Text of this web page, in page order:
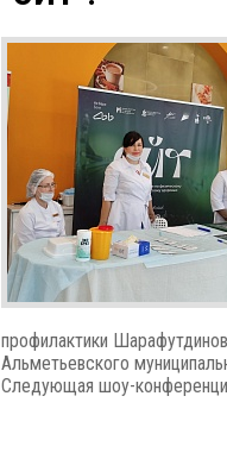
профилактики
Альметьевского
Следующая шоу-